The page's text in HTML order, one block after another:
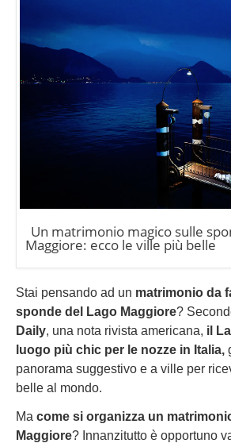
Un matrimonio magico sulle
Maggiore: ecco le ville più belle
Stai pensando ad un matrimonio da
sponde del Lago Maggiore?
Daily, una nota rivista americana, il
luogo più chic per le nozze in Italia,
panorama suggestivo e a ville per
belle al mondo.
Ma come si organizza un
Maggiore? Innanzitutto è opportuno